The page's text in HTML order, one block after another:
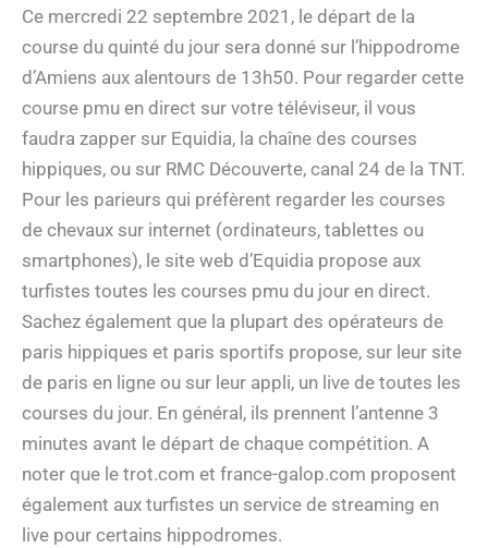
Ce mercredi 22 septembre 2021, le départ de la
course du quinté du jour sera donné sur l’hippodrome
d’Amiens aux alentours de 13h50. Pour regarder cette
course pmu en direct sur votre téléviseur, il vous
faudra zapper sur Equidia, la chaîne des courses
hippiques, ou sur RMC Découverte, canal 24 de la TNT.
Pour les parieurs qui préfèrent regarder les courses
de chevaux sur internet (ordinateurs, tablettes ou
smartphones), le site web d’Equidia propose aux
turfistes toutes les courses pmu du jour en direct.
Sachez également que la plupart des opérateurs de
paris hippiques et paris sportifs propose, sur leur site
de paris en ligne ou sur leur appli, un live de toutes les
courses du jour. En général, ils prennent l’antenne 3
minutes avant le départ de chaque compétition. A
noter que le trot.com et france-galop.com proposent
également aux turfistes un service de streaming en
live pour certains hippodromes.